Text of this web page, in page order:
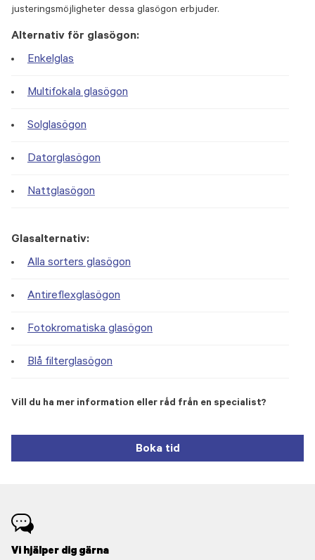
justeringsmöjligheter dessa glasögon erbjuder.
Alternativ för glasögon:
Enkelglas
Multifokala glasögon
Solglasögon
Datorglasögon
Nattglasögon
Glasalternativ:
Alla sorters glasögon
Antireflexglasögon
Fotokromatiska glasögon
Blå filterglasögon
Vill du ha mer information eller råd från en specialist?
Boka tid
Vi hjälper dig gärna